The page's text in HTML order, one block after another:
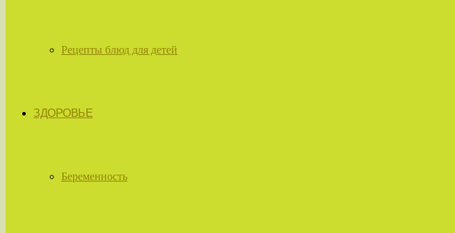
Рецепты блюд для детей
ЗДОРОВЬЕ
Беременность